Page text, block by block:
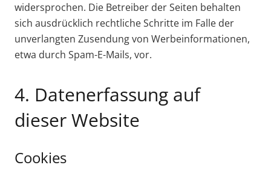
widersprochen. Die Betreiber der Seiten behalten
sich ausdrücklich rechtliche Schritte im Falle der
unverlangten Zusendung von Werbeinformationen,
etwa durch Spam-E-Mails, vor.
4. Datenerfassung auf
dieser Website
Cookies